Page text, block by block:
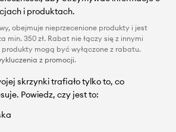
i produktach.
obejmuje nieprzecenione produkty i jest
min. 350 zł. Rabat nie łączy się z innymi
mogą być wyłączone z rabatu.
z promocji.
skrzynki trafiało tylko to, co
Powiedz, czy jest to: